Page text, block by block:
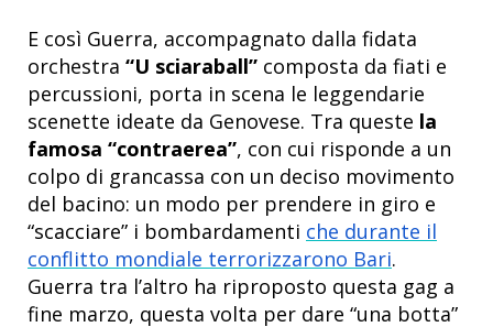
E così Guerra, accompagnato dalla fidata
orchestra “U sciaraball” composta da fiati e
percussioni, porta in scena le leggendarie
scenette ideate da Genovese. Tra queste la
famosa “contraerea”, con cui risponde a un
colpo di grancassa con un deciso movimento
del bacino: un modo per prendere in giro e
“scacciare” i bombardamenti che durante il
conflitto mondiale terrorizzarono Bari.
Guerra tra l’altro ha riproposto questa gag a
fine marzo, questa volta per dare “una botta”